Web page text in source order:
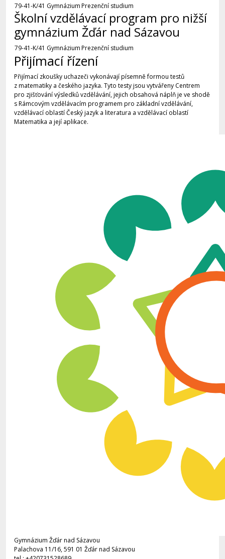
79-41-K/41 GymnáziumPrezenční studium
Školní vzdělávací program pro nižší
gymnázium Žďár nad Sázavou
79-41-K/41 GymnáziumPrezenční studium
Přijímací řízení
Přijímací zkoušky uchazeči vykonávají písemně formou testů
z matematiky a českého jazyka. Tyto testy jsou vytvářeny Centrem
pro zjišťování výsledků vzdělávání, jejich obsahová náplň je ve shodě
s Rámcovým vzdělávacím programem pro základní vzdělávání,
vzdělávací oblastí Český jazyk a literatura a vzdělávací oblastí
Matematika a její aplikace.
Gymnázium Žďár nad Sázavou
Palachova 11/16, 591 01 Žďár nad Sázavou